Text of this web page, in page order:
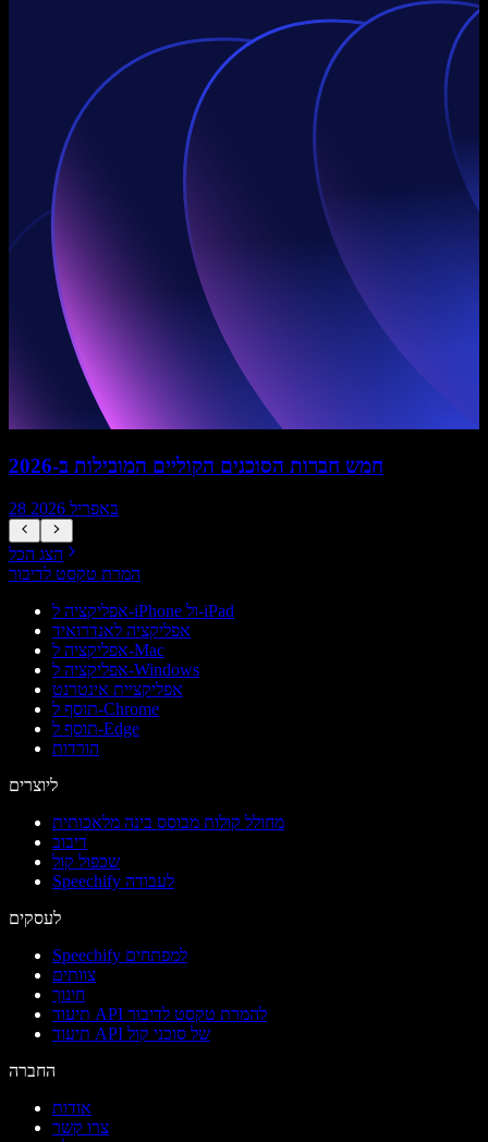
חמש חברות הסוכנים הקוליים המובילות ב-2026
28 באפריל 2026
הצג הכל
המרת טקסט לדיבור
אפליקציה ל-iPhone ול-iPad
אפליקציה לאנדרואיד
אפליקציה ל-Mac
אפליקציה ל-Windows
אפליקציית אינטרנט
תוסף ל-Chrome
תוסף ל-Edge
הורדות
ליוצרים
מחולל קולות מבוסס בינה מלאכותית
דיבוב
שכפול קול
Speechify לעבודה
לעסקים
Speechify למפתחים
צוותים
חינוך
תיעוד API להמרת טקסט לדיבור
תיעוד API של סוכני קול
החברה
אודות
צרו קשר